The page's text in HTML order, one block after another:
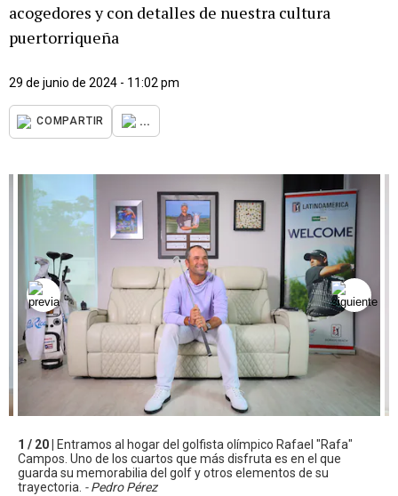
acogedores y con detalles de nuestra cultura
puertorriqueña
29 de junio de 2024 - 11:02 pm
COMPARTIR ...
1 / 20 |
Entramos al hogar del golfista olímpico Rafael "Rafa"
Campos. Uno de los cuartos que más disfruta es en el que
guarda su memorabilia del golf y otros elementos de su
trayectoria. - Pedro Pérez